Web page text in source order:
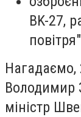
BK-27,
Нагадаємо,
Володимир
міністр